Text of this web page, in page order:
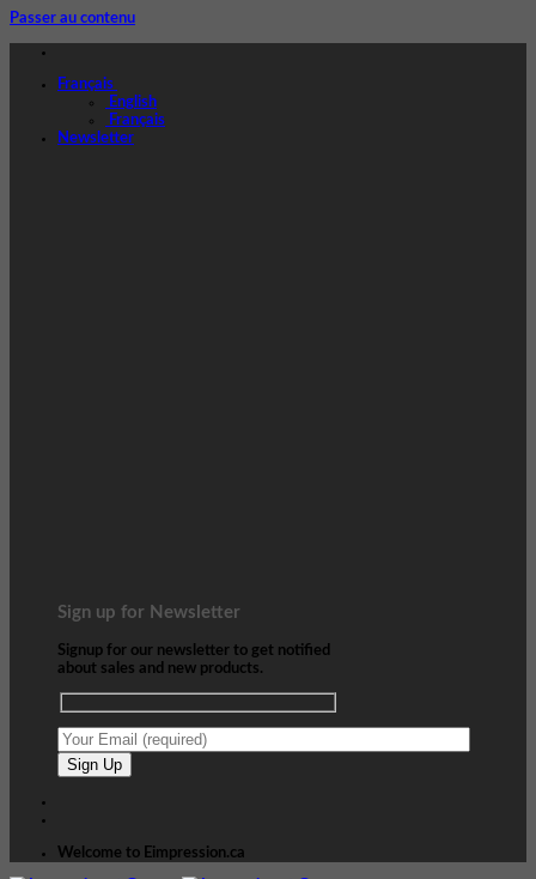
Passer au contenu
Français
English
Français
Newsletter
Sign up for Newsletter
Signup for our newsletter to get notified
about sales and new products.
Welcome to Eimpression.ca